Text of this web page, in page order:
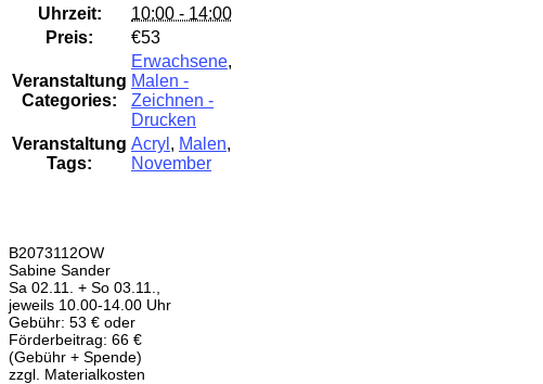
Uhrzeit:
10:00 - 14:00
Preis:
€53
Veranstaltung
Categories:
Erwachsene,
Malen -
Zeichnen -
Drucken
Veranstaltung
Tags:
Acryl , Malen,
November
B2073112OW
Sabine Sander
Sa 02.11. + So 03.11.,
jeweils 10.00-14.00 Uhr
Gebühr: 53 € oder
Förderbeitrag: 66 €
(Gebühr + Spende)
zzgl. Materialkosten